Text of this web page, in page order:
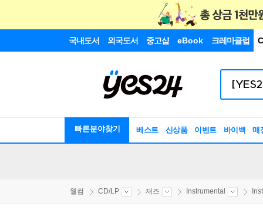
국내도서 외국도서 중고샵 eBook 크레마클럽
빠른분야찾기 베스트 신상품 이벤트 바이백 매
웰컴 CD/LP 재즈 Instrumental